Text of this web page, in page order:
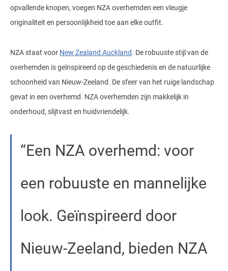
opvallende knopen, voegen NZA overhemden een vleugje
originaliteit en persoonlijkheid toe aan elke outfit.
NZA staat voor New Zealand Auckland. De robuuste stijl van de
overhemden is geïnspireerd op de geschiedenis en de natuurlijke
schoonheid van Nieuw-Zeeland. De sfeer van het ruige landschap
gevat in een overhemd. NZA overhemden zijn makkelijk in
onderhoud, slijtvast en huidvriendelijk.
Een NZA overhemd: voor
een robuuste en mannelijke
look. Geïnspireerd door
Nieuw-Zeeland, bieden NZA